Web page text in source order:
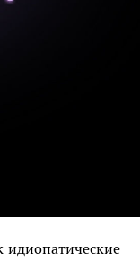
идиопатические